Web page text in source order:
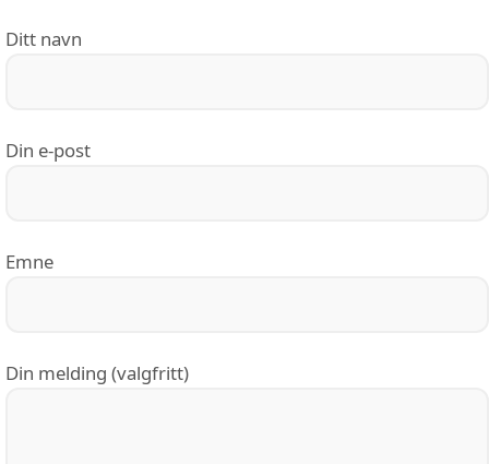
Ditt navn
Din e-post
Emne
Din melding (valgfritt)